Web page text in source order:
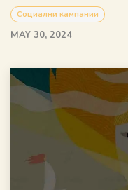
Социални кампании
MAY 30, 2024